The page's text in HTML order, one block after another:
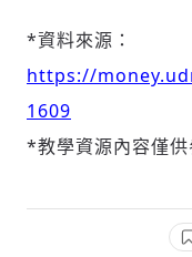
*資料來源：
https://
1609
*教學資源內容僅供